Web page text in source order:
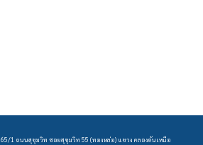
65/1 ถนนสุขุมวิท ซอยสุขุมวิท 55 (ทองหล่อ) แขวง คลองตันเหนือ